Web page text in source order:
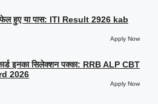
हुए या पास: ITI Result 2926 kab
Apply Now
इनका सिलेक्शन पक्का: RRB ALP CBT
2026
Apply Now